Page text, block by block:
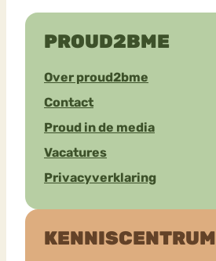
PROUD2BME
Over proud2bme
Contact
Proud in de media
Vacatures
Privacyverklaring
KENNISCENTRUM